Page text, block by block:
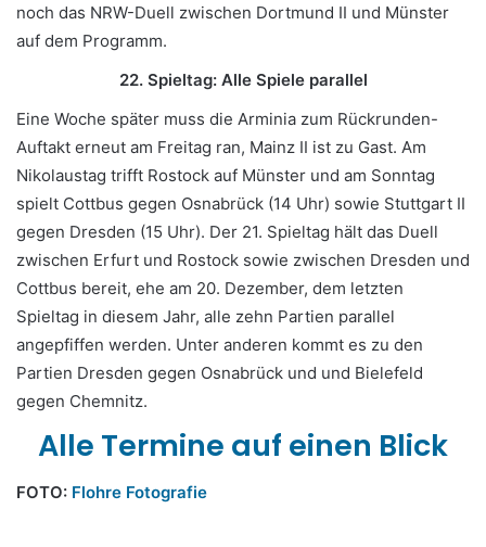
noch das NRW-Duell zwischen Dortmund II und Münster
auf dem Programm.
22. Spieltag: Alle Spiele parallel
Eine Woche später muss die Arminia zum Rückrunden-
Auftakt erneut am Freitag ran, Mainz II ist zu Gast. Am
Nikolaustag trifft Rostock auf Münster und am Sonntag
spielt Cottbus gegen Osnabrück (14 Uhr) sowie Stuttgart II
gegen Dresden (15 Uhr). Der 21. Spieltag hält das Duell
zwischen Erfurt und Rostock sowie zwischen Dresden und
Cottbus bereit, ehe am 20. Dezember, dem letzten
Spieltag in diesem Jahr, alle zehn Partien parallel
angepfiffen werden. Unter anderen kommt es zu den
Partien Dresden gegen Osnabrück und und Bielefeld
gegen Chemnitz.
Alle Termine auf einen Blick
FOTO: Flohre Fotografie